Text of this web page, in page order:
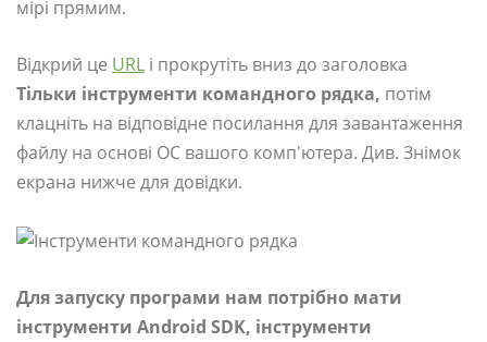
мірі прямим.
Відкрий це URL і прокрутіть вниз до заголовка
Тільки інструменти командного рядка, потім
клацніть на відповідне посилання для завантаження
файлу на основі ОС вашого комп'ютера. Див. Знімок
екрана нижче для довідки.
Для запуску програми нам потрібно мати
інструменти Android SDK, інструменти